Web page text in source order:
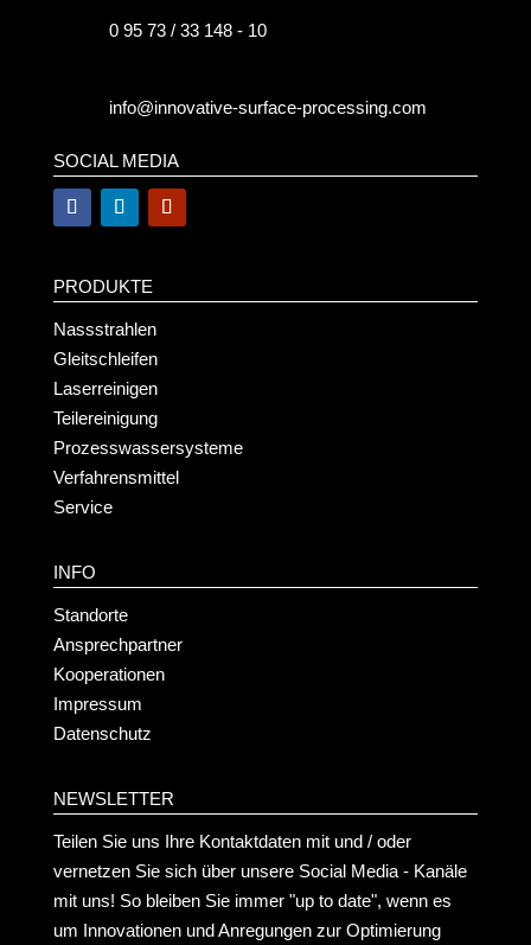
0 95 73 / 33 148 - 10
info@innovative-surface-processing.com
SOCIAL MEDIA
PRODUKTE
Nassstrahlen
Gleitschleifen
Laserreinigen
Teilereinigung
Prozesswassersysteme
Verfahrensmittel
Service
INFO
Standorte
Ansprechpartner
Kooperationen
Impressum
Datenschutz
NEWSLETTER
Teilen Sie uns Ihre Kontaktdaten mit und / oder
vernetzen Sie sich über unsere Social Media - Kanäle
mit uns! So bleiben Sie immer "up to date", wenn es
um Innovationen und Anregungen zur Optimierung